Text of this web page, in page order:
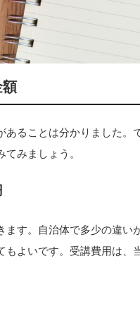
額
あることは分かりました
みましょう。
す。自治体で多少の違
よいです。受講費用は、